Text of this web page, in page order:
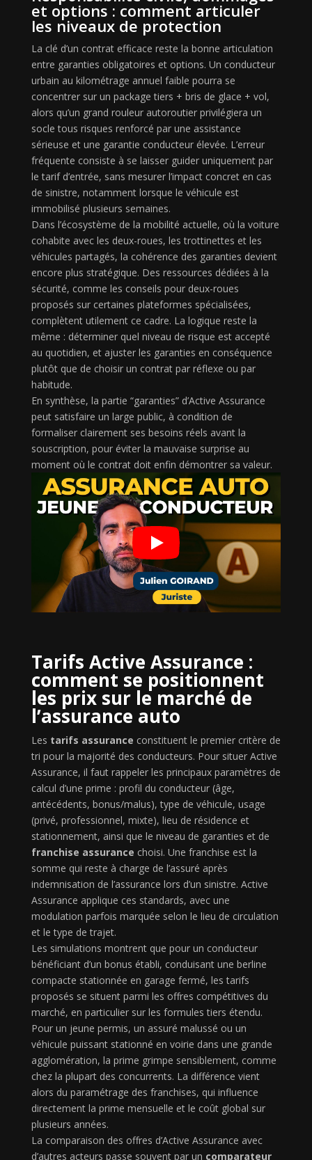
et options : comment articuler
les niveaux de protection
La clé d’un contrat efficace reste la bonne articulation
entre garanties obligatoires et options. Un conducteur
urbain au kilométrage annuel faible pourra se
concentrer sur un package tiers + bris de glace + vol,
alors qu’un grand rouleur autoroutier privilégiera un
socle tous risques renforcé par une assistance
sérieuse et une garantie conducteur élevée. L’erreur
fréquente consiste à se laisser guider uniquement par
le tarif d’entrée, sans mesurer l’impact concret en cas
de sinistre, notamment lorsque le véhicule est
immobilisé plusieurs semaines.
Dans l’écosystème de la mobilité actuelle, où la voiture
cohabite avec les deux-roues, les trottinettes et les
véhicules partagés, la cohérence des garanties devient
encore plus stratégique. Des ressources dédiées à la
sécurité, comme les conseils pour deux-roues
proposés sur certaines plateformes spécialisées,
complètent utilement ce cadre. La logique reste la
même : déterminer quel niveau de risque est accepté
au quotidien, et ajuster les garanties en conséquence
plutôt que de choisir un contrat par réflexe ou par
habitude.
En synthèse, la partie “garanties” d’Active Assurance
peut satisfaire un large public, à condition de
formaliser clairement ses besoins réels avant la
souscription, pour éviter la mauvaise surprise au
moment où le contrat doit enfin démontrer sa valeur.
Tarifs Active Assurance :
comment se positionnent
les prix sur le marché de
l’assurance auto
Les tarifs assurance constituent le premier critère de
tri pour la majorité des conducteurs. Pour situer Active
Assurance, il faut rappeler les principaux paramètres de
calcul d’une prime : profil du conducteur (âge,
antécédents, bonus/malus), type de véhicule, usage
(privé, professionnel, mixte), lieu de résidence et
stationnement, ainsi que le niveau de garanties et de
franchise assurance choisi. Une franchise est la
somme qui reste à charge de l’assuré après
indemnisation de l’assurance lors d’un sinistre. Active
Assurance applique ces standards, avec une
modulation parfois marquée selon le lieu de circulation
et le type de trajet.
Les simulations montrent que pour un conducteur
bénéficiant d’un bonus établi, conduisant une berline
compacte stationnée en garage fermé, les tarifs
proposés se situent parmi les offres compétitives du
marché, en particulier sur les formules tiers étendu.
Pour un jeune permis, un assuré malussé ou un
véhicule puissant stationné en voirie dans une grande
agglomération, la prime grimpe sensiblement, comme
chez la plupart des concurrents. La différence vient
alors du paramétrage des franchises, qui influence
directement la prime mensuelle et le coût global sur
plusieurs années.
La comparaison des offres d’Active Assurance avec
d’autres acteurs passe souvent par un comparateur